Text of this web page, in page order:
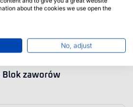
Blok zaworów
about the cookies we use open the
No, adjust